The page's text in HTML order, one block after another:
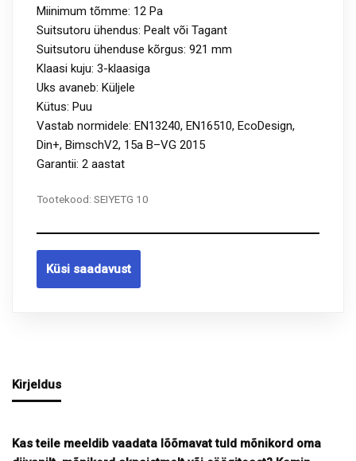
Miinimum tõmme: 12 Pa
Suitsutoru ühendus: Pealt või Tagant
Suitsutoru ühenduse kõrgus: 921 mm
Klaasi kuju: 3-klaasiga
Uks avaneb: Küljele
Kütus: Puu
Vastab normidele: EN13240, EN16510, EcoDesign,
Din+, BimschV2, 15a B–VG 2015
Garantii: 2 aastat
Tootekood: SEIYETG 10
Küsi saadavust
Kirjeldus
Kas teile meeldib vaadata lõõmavat tuld mõnikord oma